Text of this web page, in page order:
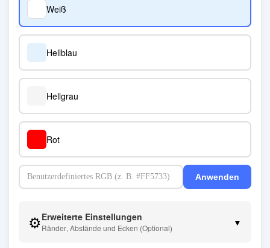
Weiß
Hellblau
Hellgrau
Rot
Anwenden
⚙️Erweiterte Einstellungen
Ränder, Abstände und Ecken (Optional) ▼